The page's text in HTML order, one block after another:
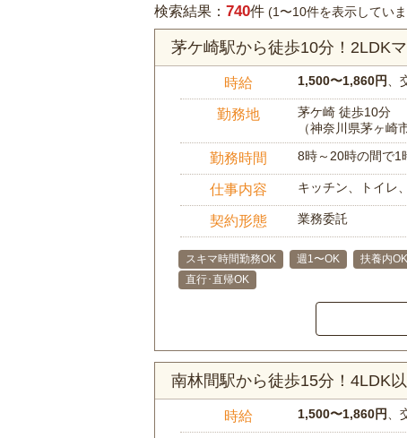
検索結果： 740件 (1〜10件を表示してい
茅ケ崎駅から徒歩10分！2LDK
時給 1,500〜1,860円
勤務地
茅ケ崎 徒歩10分
（神奈川県茅ヶ崎
勤務時間 8時～20時の間で1
仕事内容 キッチン、トイレ
契約形態 業務委託
スキマ時間勤務OK 週1〜OK 扶養内OK
直行･直帰OK
南林間駅から徒歩15分！4LDK
時給 1,500〜1,860円